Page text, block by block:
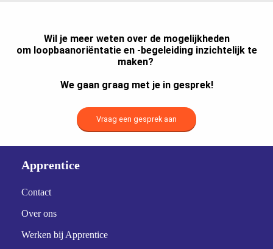
Wil je meer weten over de mogelijkheden
om loopbaanoriëntatie en -begeleiding inzichtelijk te
maken?
We gaan graag met je in gesprek!
Vraag een gesprek aan
Apprentice
Contact
Over ons
Werken bij Apprentice